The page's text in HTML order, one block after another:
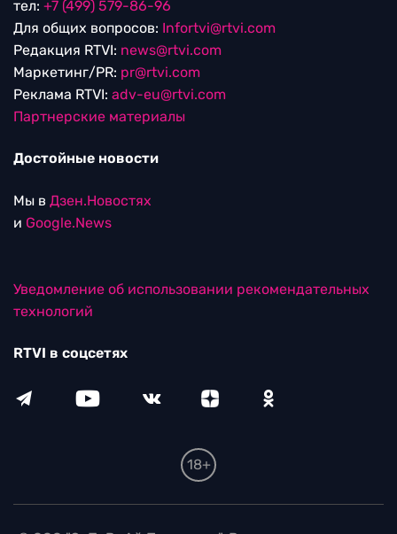
тел: +7 (499) 579-86-96
Для общих вопросов: Infortvi@rtvi.com
Редакция RTVI: news@rtvi.com
Маркетинг/PR: pr@rtvi.com
Реклама RTVI: adv-eu@rtvi.com
Партнерские материалы
Достойные новости
Мы в Дзен.Новостях
и Google.News
Уведомление об использовании рекомендательных
технологий
RTVI в соцсетях
18+